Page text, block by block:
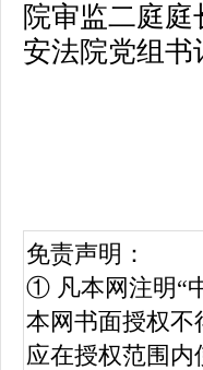
院审监二庭
安法院党组
免责声明：
① 凡本网注明“
本网书面授权不
应在授权范围内